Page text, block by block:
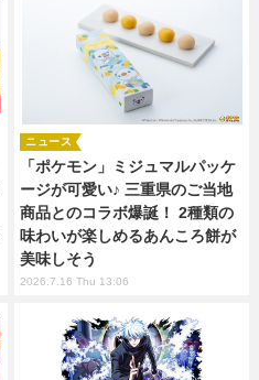
「ポケモン」ミジュマルパッケ
ージが可愛い♪ 三重県のご当地
商品とのコラボ爆誕！ 2種類の
味わいが楽しめるあんころ餅が
美味しそう
ニュース
2026.7.16 Thu 13:06